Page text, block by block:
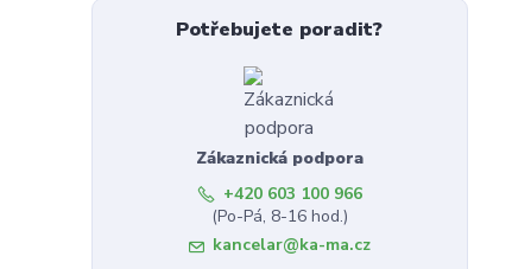
Potřebujete poradit?
Zákaznická podpora
+420 603 100 966
(Po-Pá, 8-16 hod.)
kancelar@ka-ma.cz